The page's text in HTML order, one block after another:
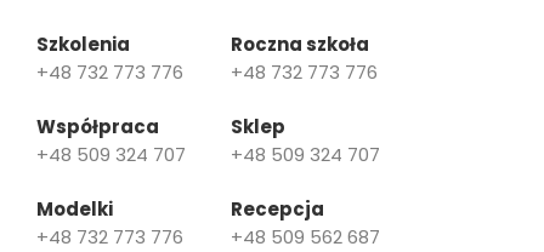
Szkolenia
+48 732 773 776
Roczna szkoła
+48 732 773 776
Współpraca
+48 509 324 707
Sklep
+48 509 324 707
Modelki
+48 732 773 776
Recepcja
+48 509 562 687